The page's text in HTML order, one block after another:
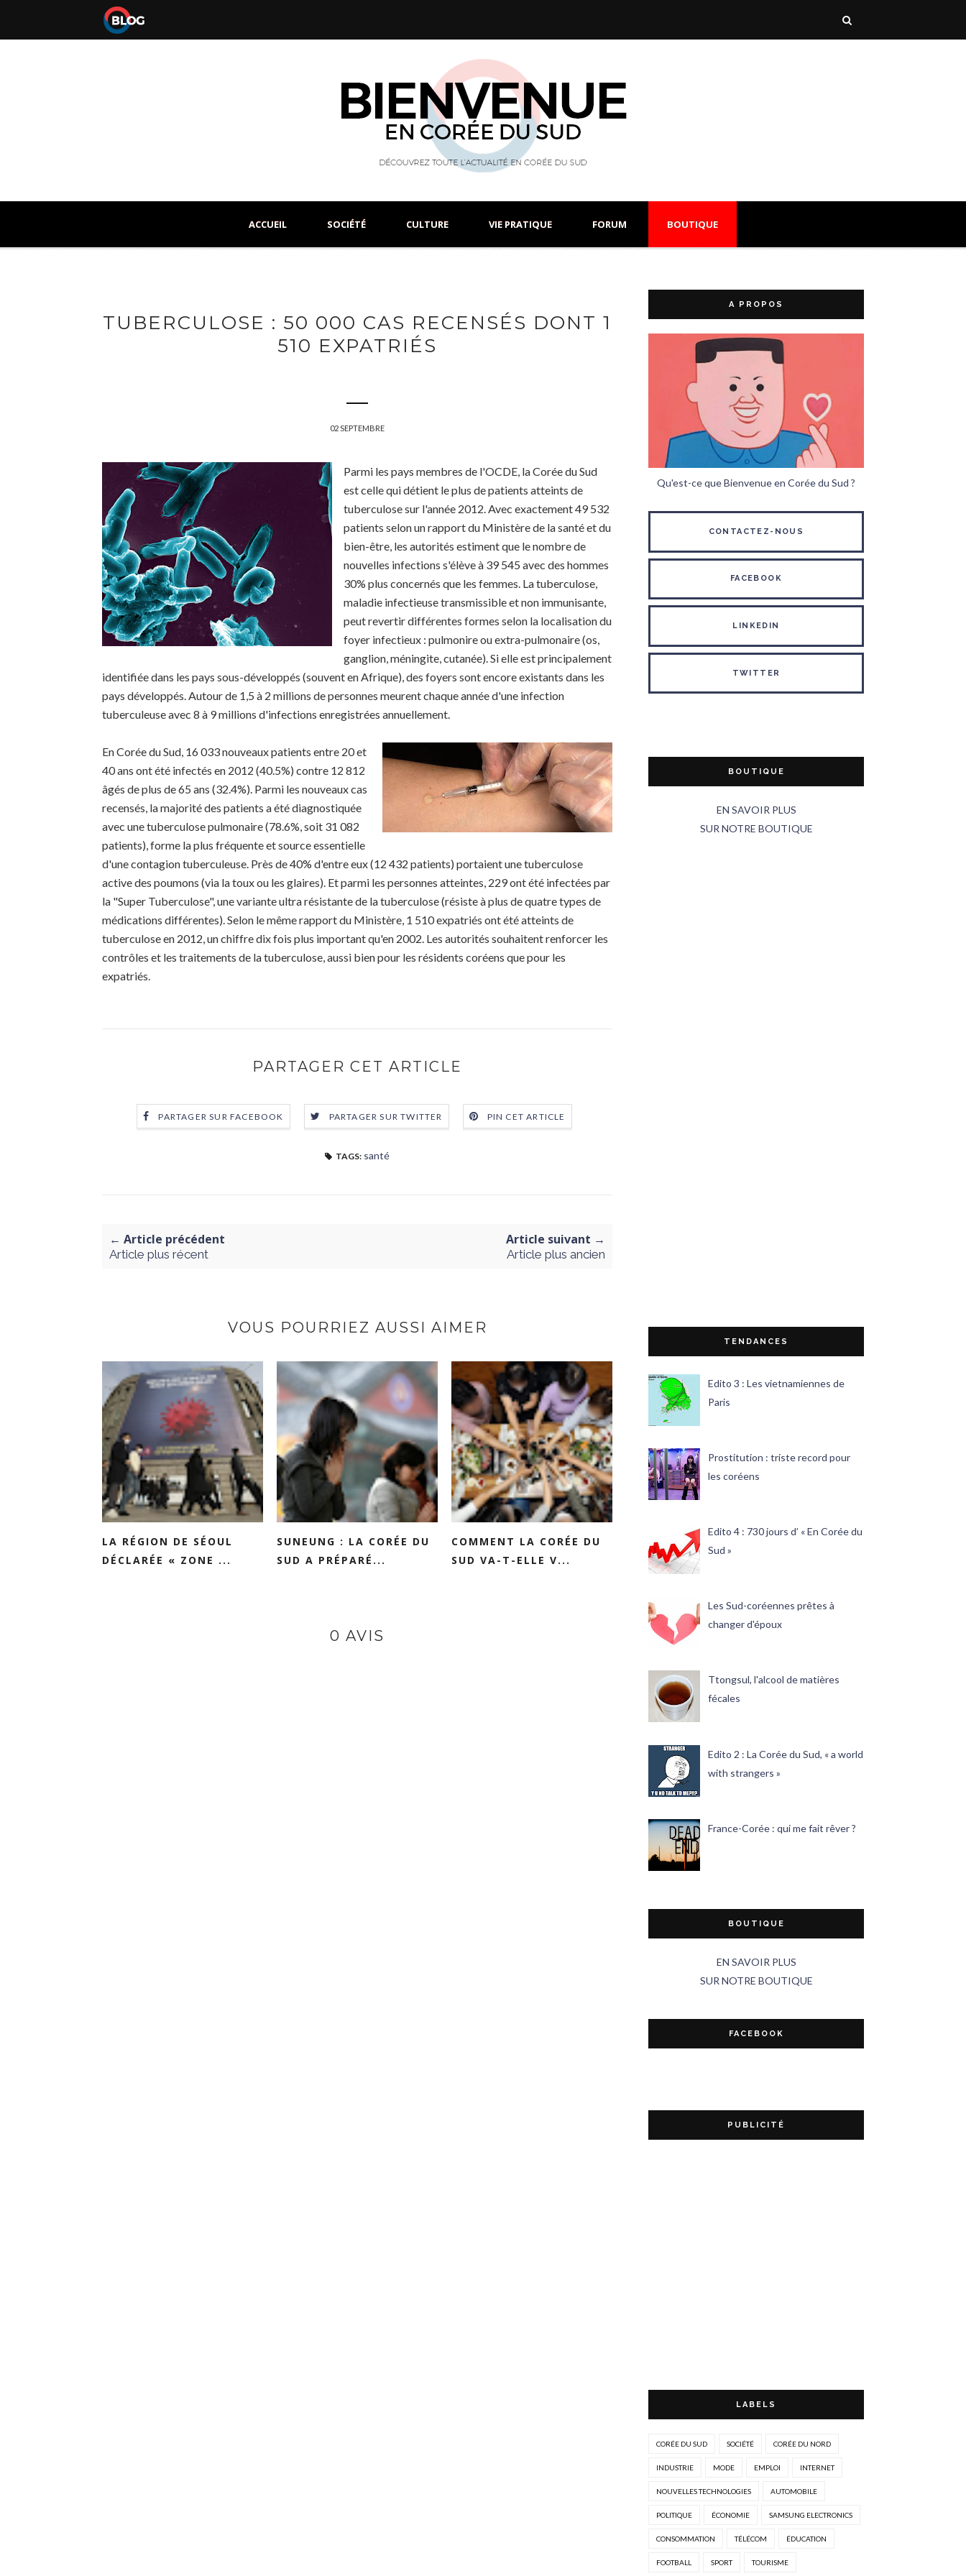
ACCUEIL SOCIÉTÉ CULTURE VIE PRATIQUE FORUM BOUTIQUE
TUBERCULOSE : 50 000 CAS RECENSÉS DONT 1
510 EXPATRIÉS
02 SEPTEMBRE
Parmi les pays membres de l'OCDE, la Corée du Sud
est celle qui détient le plus de patients atteints de
tuberculose sur l'année 2012. Avec exactement 49 532
patients selon un rapport du Ministère de la santé et du
bien-être, les autorités estiment que le nombre de
nouvelles infections s'élève à 39 545 avec des hommes
30% plus concernés que les femmes. La tuberculose,
maladie infectieuse transmissible et non immunisante,
peut revertir différentes formes selon la localisation du
foyer infectieux : pulmonire ou extra-pulmonaire (os,
ganglion, méningite, cutanée). Si elle est principalement
identifiée dans les pays sous-développés (souvent en Afrique), des foyers sont encore existants dans les
pays développés. Autour de 1,5 à 2 millions de personnes meurent chaque année d'une infection
tuberculeuse avec 8 à 9 millions d'infections enregistrées annuellement.
En Corée du Sud, 16 033 nouveaux patients entre 20 et
40 ans ont été infectés en 2012 (40.5%) contre 12 812
âgés de plus de 65 ans (32.4%). Parmi les nouveaux cas
recensés, la majorité des patients a été diagnostiquée
avec une tuberculose pulmonaire (78.6%, soit 31 082
patients), forme la plus fréquente et source essentielle
d'une contagion tuberculeuse. Près de 40% d'entre eux (12 432 patients) portaient une tuberculose
active des poumons (via la toux ou les glaires). Et parmi les personnes atteintes, 229 ont été infectées par
la "Super Tuberculose", une variante ultra résistante de la tuberculose (résiste à plus de quatre types de
médications différentes). Selon le même rapport du Ministère, 1 510 expatriés ont été atteints de
tuberculose en 2012, un chiffre dix fois plus important qu'en 2002. Les autorités souhaitent renforcer les
contrôles et les traitements de la tuberculose, aussi bien pour les résidents coréens que pour les
expatriés.
PARTAGER CET ARTICLE
PARTAGER SUR FACEBOOK PARTAGER SUR TWITTER PIN CET ARTICLE
TAGS: santé
← Article précédent
Article plus récent
Article suivant →
Article plus ancien
VOUS POURRIEZ AUSSI AIMER
LA RÉGION DE SÉOUL
DÉCLARÉE « ZONE ...
SUNEUNG : LA CORÉE DU
SUD A PRÉPARÉ...
COMMENT LA CORÉE DU
SUD VA-T-ELLE V...
0 AVIS
A PROPOS
Qu'est-ce que Bienvenue en Corée du Sud ?
CONTACTEZ-NOUS
FACEBOOK
LINKEDIN
TWITTER
BOUTIQUE
EN SAVOIR PLUS
SUR NOTRE BOUTIQUE
TENDANCES
Edito 3 : Les vietnamiennes de
Paris
Prostitution : triste record pour
les coréens
Edito 4 : 730 jours d’ « En Corée du
Sud »
Les Sud-coréennes prêtes à
changer d'époux
Ttongsul, l'alcool de matières
fécales
Edito 2 : La Corée du Sud, « a world
with strangers »
France-Corée : qui me fait rêver ?
BOUTIQUE
EN SAVOIR PLUS
SUR NOTRE BOUTIQUE
FACEBOOK
PUBLICITÉ
LABELS
CORÉE DU SUD SOCIÉTÉ CORÉE DU NORD
INDUSTRIE MODE EMPLOI INTERNET
NOUVELLES TECHNOLOGIES AUTOMOBILE
POLITIQUE ÉCONOMIE SAMSUNG ELECTRONICS
CONSOMMATION TÉLÉCOM ÉDUCATION
FOOTBALL SPORT TOURISME